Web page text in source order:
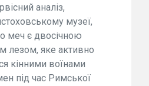
аналіз,
музеї,
меч є двосічною
лезом, яке активно
кінними воїнами
під час Римської